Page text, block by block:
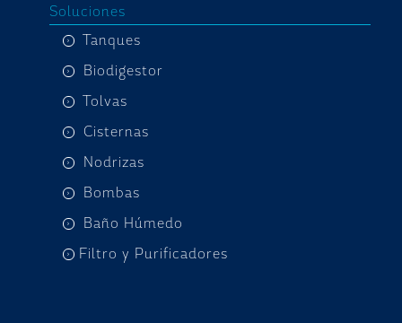
Soluciones
Tanques
Biodigestor
Tolvas
Cisternas
Nodrizas
Bombas
Baño Húmedo
Filtro y Purificadores